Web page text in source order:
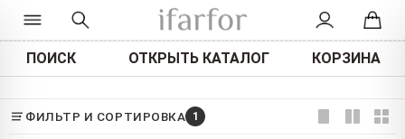
ПОИСК ОТКРЫТЬ КАТАЛОГ КОРЗИНА
ФИЛЬТР И СОРТИРОВКА 1